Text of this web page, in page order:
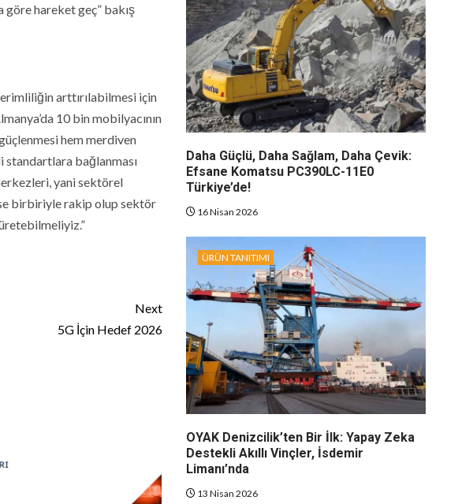
göre hareket geç” bakış
arttırılabilmesi için
10 bin mobilyacının
hem merdiven
standartlara bağlanması
yani sektörel
birbiriyle rakip olup sektör
Next
5G İçin Hedef 2026
Daha Güçlü, Daha Sağlam, Daha Çevik:
Efsane Komatsu PC390LC-11E0
Türkiye’de!
16 Nisan 2026
ÜRÜN TANITIMI
OYAK Denizcilik’ten Bir İlk: Yapay Zeka
Destekli Akıllı Vinçler, İsdemir
Limanı’nda
13 Nisan 2026